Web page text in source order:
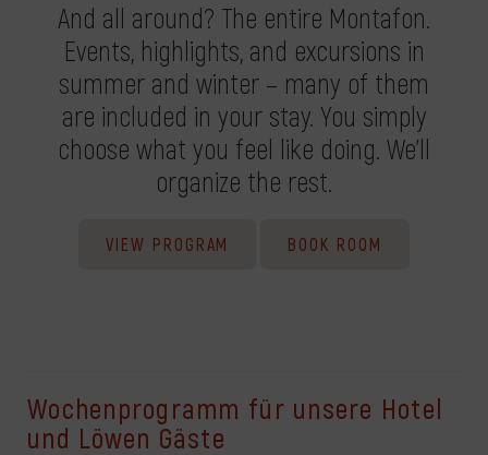
And all around? The entire Montafon.
Events, highlights, and excursions in
summer and winter – many of them
are included in your stay. You simply
choose what you feel like doing. We'll
organize the rest.
VIEW PROGRAM BOOK ROOM
Wochenprogramm für unsere Hotel
und Löwen Gäste